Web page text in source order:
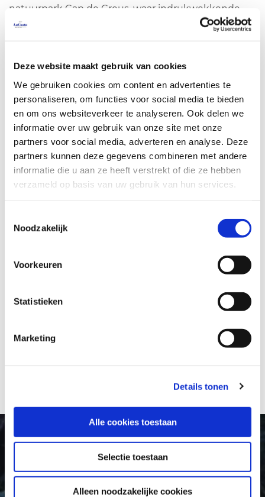
Deze website maakt gebruik van cookies
We gebruiken cookies om content en advertenties te
personaliseren, om functies voor social media te bieden
en om ons websiteverkeer te analyseren. Ook delen we
informatie over uw gebruik van onze site met onze
partners voor social media, adverteren en analyse. Deze
partners kunnen deze gegevens combineren met andere
informatie die u aan ze heeft verstrekt of die ze hebben
verzameld op basis van uw gebruik van hun services.
Noodzakelijk
Voorkeuren
Statistieken
Marketing
Details tonen
Alle cookies toestaan
Selectie toestaan
Alleen noodzakelijke cookies
natuurpark Cap de Creus, waar indrukwekkende
kliffen, beschermde zeebodems en wetlands met
trekvogels samenkomen. Deze gebieden zijn uniek
tussen duinen of vogels te spotten, om maar een
paar voorbeelden te noemen. U kunt ook genieten
van wijnen met de oorsprongsbenaming Empordà,
door wijnhuizen te bezoeken tussen wijngaarden
en landelijke landschappen. De voortreffelijke lokale
keuken, markten en populaire festivals maken het
rijke en gevarieerde culturele en gastronomische
activiteiten, de Empordà biedt unieke ervaringen in
25AUTUMN GOLF LA
COSTA TOURNAMENT